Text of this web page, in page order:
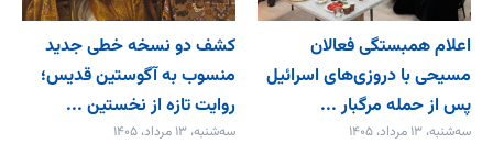
اعلام همبستگی فعالان
مسیحی با دروزی‌های اسرائیل
پس از حمله مرگبار ...
سه‌شنبه، ۱۳ مرداد، ۱۴۰۵
کشف دو نسخه خطی جدید
منسوب به آگوستین قدیس؛
روایت تازه از نخستین ...
سه‌شنبه، ۱۳ مرداد، ۱۴۰۵